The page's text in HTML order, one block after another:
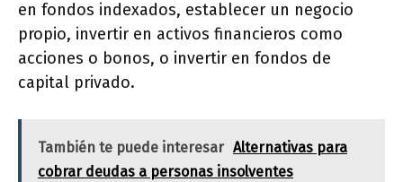
en fondos indexados, establecer un negocio
propio, invertir en activos financieros como
acciones o bonos, o invertir en fondos de
capital privado.
También te puede interesar Alternativas para
cobrar deudas a personas insolventes